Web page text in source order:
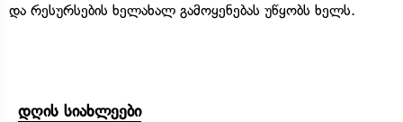
და რესურსების ხელახალ გამოყენებას უწყობს ხელს.
დღის სიახლეები